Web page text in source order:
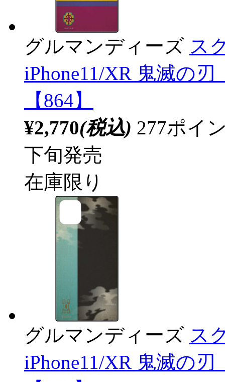
グルマンディーズ ス
iPhone11/XR 鬼滅の
【864】
¥2,770(税込) 277ポイ
下旬発売
在庫限り
グルマンディーズ ス
iPhone11/XR 鬼滅の